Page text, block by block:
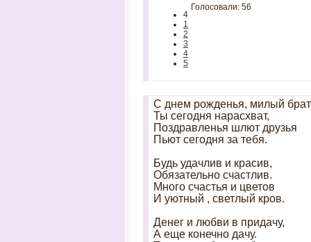
4
1
2
3
4
5
Голосовали: 56
С днем рожденья, милый брат
Ты сегодня нарасхват,
Поздравленья шлют друзья
Пьют сегодня за тебя.
Будь удачлив и красив,
Обязательно счастлив.
Много счастья и цветов
И уютный , светлый кров.
Денег и любви в придачу,
А еще конечно дачу.